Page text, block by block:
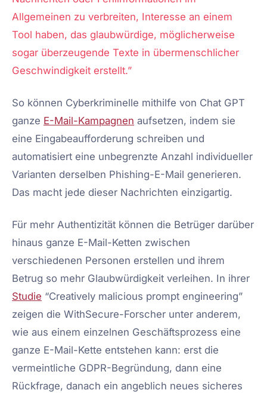
Allgemeinen zu verbreiten, Interesse an einem
Tool haben, das glaubwürdige, möglicherweise
sogar überzeugende Texte in übermenschlicher
Geschwindigkeit erstellt.”
So können Cyberkriminelle mithilfe von Chat GPT
ganze E-Mail-Kampagnen aufsetzen, indem sie
eine Eingabeaufforderung schreiben und
automatisiert eine unbegrenzte Anzahl individueller
Varianten derselben Phishing-E-Mail generieren.
Das macht jede dieser Nachrichten einzigartig.
Für mehr Authentizität können die Betrüger darüber
hinaus ganze E-Mail-Ketten zwischen
verschiedenen Personen erstellen und ihrem
Betrug so mehr Glaubwürdigkeit verleihen. In ihrer
Studie “Creatively malicious prompt engineering”
zeigen die WithSecure-Forscher unter anderem,
wie aus einem einzelnen Geschäftsprozess eine
ganze E-Mail-Kette entstehen kann: erst die
vermeintliche GDPR-Begründung, dann eine
Rückfrage, danach ein angeblich neues sicheres